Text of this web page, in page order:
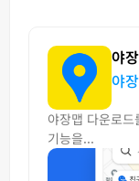
야
야
야장맵 다운로
기능을...